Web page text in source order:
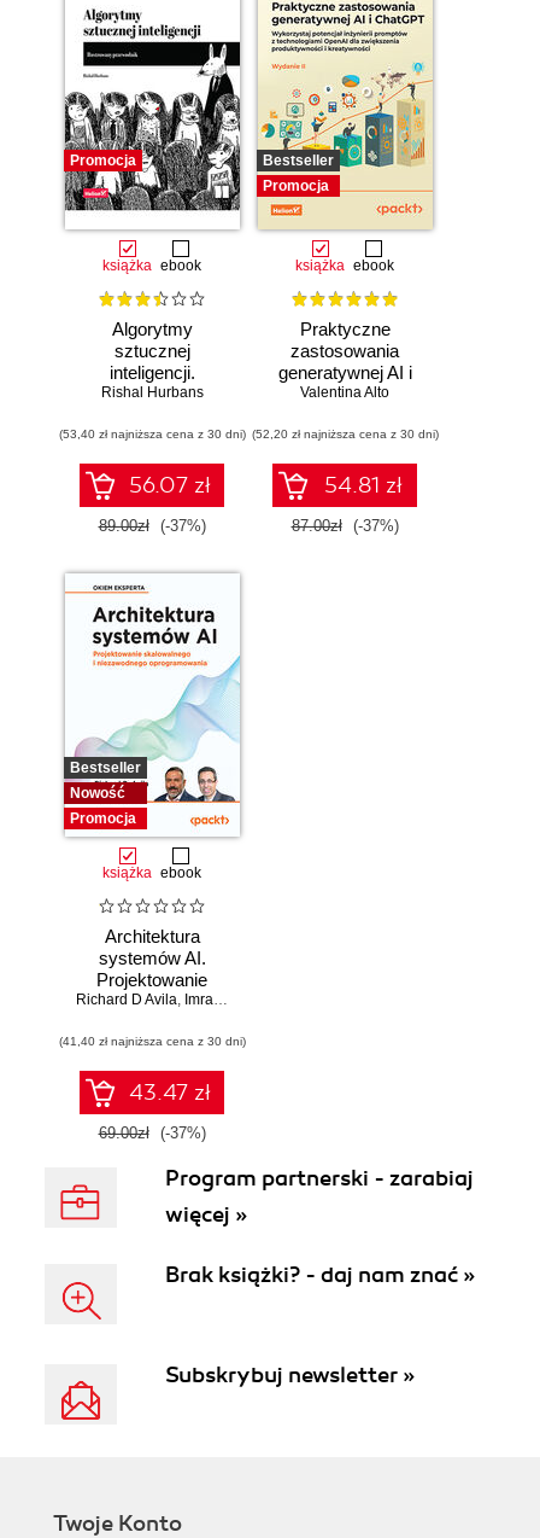
Promocja
książka ebook
Algorytmy
sztucznej
inteligencji.
Ilustrowany
Rishal Hurbans
(53,40 zł najniższa cena z 30 dni)
56.07 zł
89.00zł (-37%)
Bestseller
Promocja
książka ebook
Praktyczne
zastosowania
generatywnej AI i
ChatGPT.
potencjał inżynierii
promptów z
technologiami
OpenAI dla
zwiększenia
Valentina Alto
(52,20 zł najniższa cena z 30 dni)
54.81 zł
87.00zł (-37%)
Bestseller
Nowość
Promocja
książka ebook
Architektura
systemów AI.
Projektowanie
skalowalnego i
oprogramowania
Richard D Avila, Imran Ahmad
(41,40 zł najniższa cena z 30 dni)
43.47 zł
69.00zł (-37%)
Program partnerski - zarabiaj
więcej »
Brak książki? - daj nam znać »
Subskrybuj newsletter »
Twoje Konto